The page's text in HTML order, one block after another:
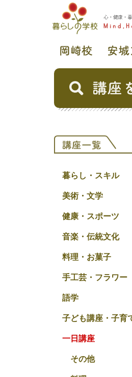
暮らし・スキル
美術・文学
健康・スポーツ
音楽・伝統文化
料理・お菓子
手工芸・フラワー
語学
子ども講座・子育
一日講座
その他